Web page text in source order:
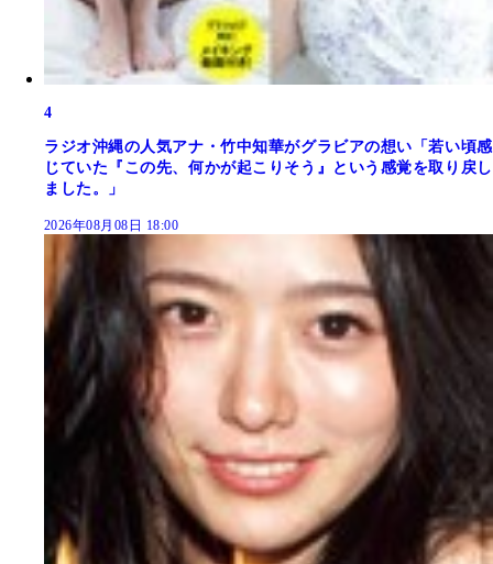
4
ラジオ沖縄の人気アナ・竹中知華がグラビアの想い「若い頃感
じていた『この先、何かが起こりそう』という感覚を取り戻し
ました。」
2026年08月08日 18:00